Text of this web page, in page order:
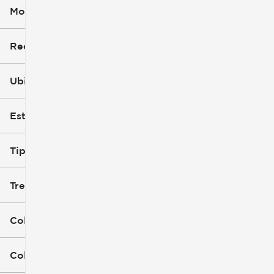
Modelo (1)
Recorte
Ubicación
Estilo de carrocería
Tipo de combustible
Tren de tracción
Color exterior
Color interior